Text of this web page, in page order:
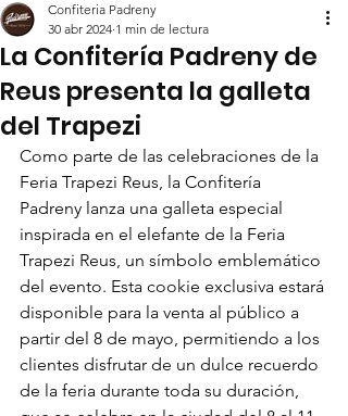
La Confitería Padreny de
Reus presenta la galleta
del Trapezi
Confiteria Padreny
30 abr 2024 1 min de lectura
Como parte de las celebraciones de la
Feria Trapezi Reus, la Confitería
Padreny lanza una galleta especial
inspirada en el elefante de la Feria
Trapezi Reus, un símbolo emblemático
del evento. Esta cookie exclusiva estará
disponible para la venta al público a
partir del 8 de mayo, permitiendo a los
clientes disfrutar de un dulce recuerdo
de la feria durante toda su duración,